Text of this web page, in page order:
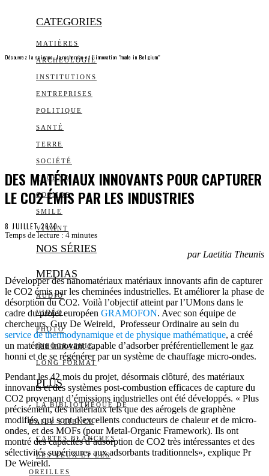
CATEGORIES
MATIÈRES
ARCHEOLOGIE
INSTITUTIONS
ENTREPRISES
POLITIQUE
SANTÉ
TERRE
SOCIÉTÉ
TECHNO
COSMOS
SMILE
VIVANT
NOS SÉRIES
MEDIAS
AUDIO
VIDÉO
PHOTO
INFOGRAPHIE
LONG FORMAT
PLUS
LA BIBLIOTHÈQUE DE
DAILY SCIENCE
CARTES BLANCHES
LES YEUX ET LES
OREILLES
Découvrez la science, la recherche et l’innovation "made in Belgium"
DES MATÉRIAUX INNOVANTS POUR CAPTURER
LE CO2 ÉMIS PAR LES INDUSTRIES
8 JUILLET 2020
Temps de lecture : 4 minutes
par Laetitia Theunis
Développer des nanomatériaux matériaux innovants afin de capturer
le CO2 émis par les cheminées industrielles. Et améliorer la phase de
désorption du CO2. Voilà l’objectif atteint par l’UMons dans le
cadre du projet européen GRAMOFON. Avec son équipe de
chercheurs, Guy De Weireld, Professeur Ordinaire au sein du
service de thermodynamique et de physique mathématique, a créé
un matériau innovant capable d’adsorber préférentiellement le gaz
honni et de se régénérer par un système de chauffage micro-ondes.
Pendant les 42 mois du projet, désormais clôturé, des matériaux
innovants et des systèmes post-combustion efficaces de capture du
CO2 provenant d’émissions industrielles ont été développés. « Plus
précisément, des matériaux tels que des aérogels de graphène
modifiés, qui sont d’excellents conducteurs de chaleur et de micro-
ondes, et des MOFs (pour Metal-Organic Framework). Ils ont
montré des capacités d’adsorption de CO2 très intéressantes et des
sélectivités supérieures aux adsorbants traditionnels», explique Pr
De Weireld.